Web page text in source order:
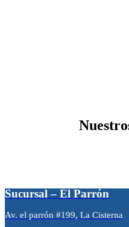
Sucursal – El Parrón
Av. el parrón #199, La Cisterna